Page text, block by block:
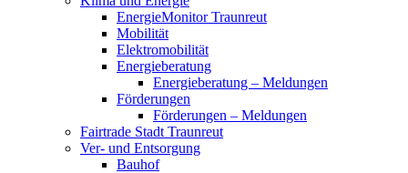
EnergieMonitor Traunreut
Mobilität
Elektromobilität
Energieberatung
Energieberatung – Meldungen
Förderungen
Förderungen – Meldungen
Fairtrade Stadt Traunreut
Ver- und Entsorgung
Bauhof